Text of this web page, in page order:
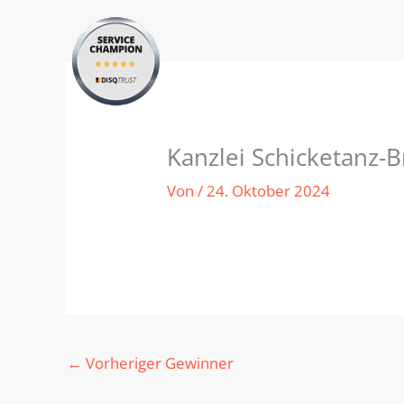
Kanzlei Schicketanz-
Von/24. Oktober 2024
← Vorheriger Gewinner